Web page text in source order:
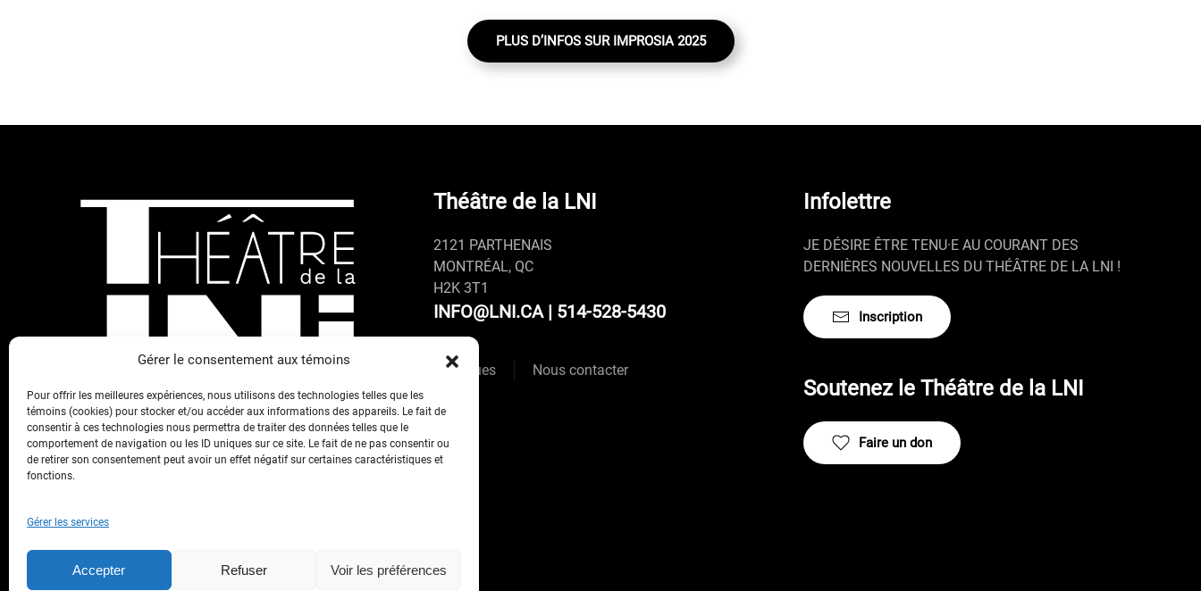
Gérer le consentement aux témoins
Pour offrir les meilleures expériences, nous utilisons des technologies telles que les
témoins (cookies) pour stocker et/ou accéder aux informations des appareils. Le fait de
consentir à ces technologies nous permettra de traiter des données telles que le
comportement de navigation ou les ID uniques sur ce site. Le fait de ne pas consentir ou
de retirer son consentement peut avoir un effet négatif sur certaines caractéristiques et
fonctions.
Gérer les services
Accepter Refuser Voir les préférences
PLUS D’INFOS SUR IMPROSIA 2025
Théâtre de la LNI
2121 PARTHENAIS
MONTRÉAL, QC
H2K 3T1
INFO@LNI.CA| 514-528-5430
Politiques Nous contacter
Infolettre
JE DÉSIRE ÊTRE TENU·E AU COURANT DES
DERNIÈRES NOUVELLES DU THÉÂTRE DE LA LNI !
Inscription
Soutenez le Théâtre de la LNI
Faire un don
Théâtre de la LNI © 2024 Une réalisation de SimpleClic